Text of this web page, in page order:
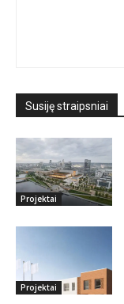
Susiję straipsniai
Projektai
Projektai